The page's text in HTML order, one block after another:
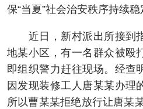
展会 走读海南 周末去哪
人才在线 天涯企服
保“当夏”社会治安秩序持续稳
近日，新村派出所接到
地某小区，有一名群众被殴
即组织警力赶往现场。经查
因发现装修工人唐某某办理
所以曹某某拒绝放行让唐某